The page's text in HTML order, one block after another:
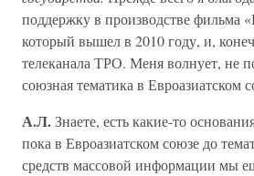
под­держку в производстве фильма
который вышел в 2010 году, и,
телеканала ТРО. Меня волнует, не
союзная тематика в Евроазиатском
А.Л.Знаете, есть какие-то
пока в Евроазиатском союзе до
средств массовой информации мы